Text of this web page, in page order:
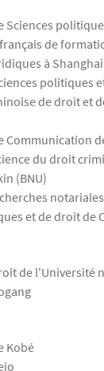
Sciences
de
à Shanghai
politiques
de droit et
Communication
du droit
(BNU)
et de droit de
de l'Université
Kobé